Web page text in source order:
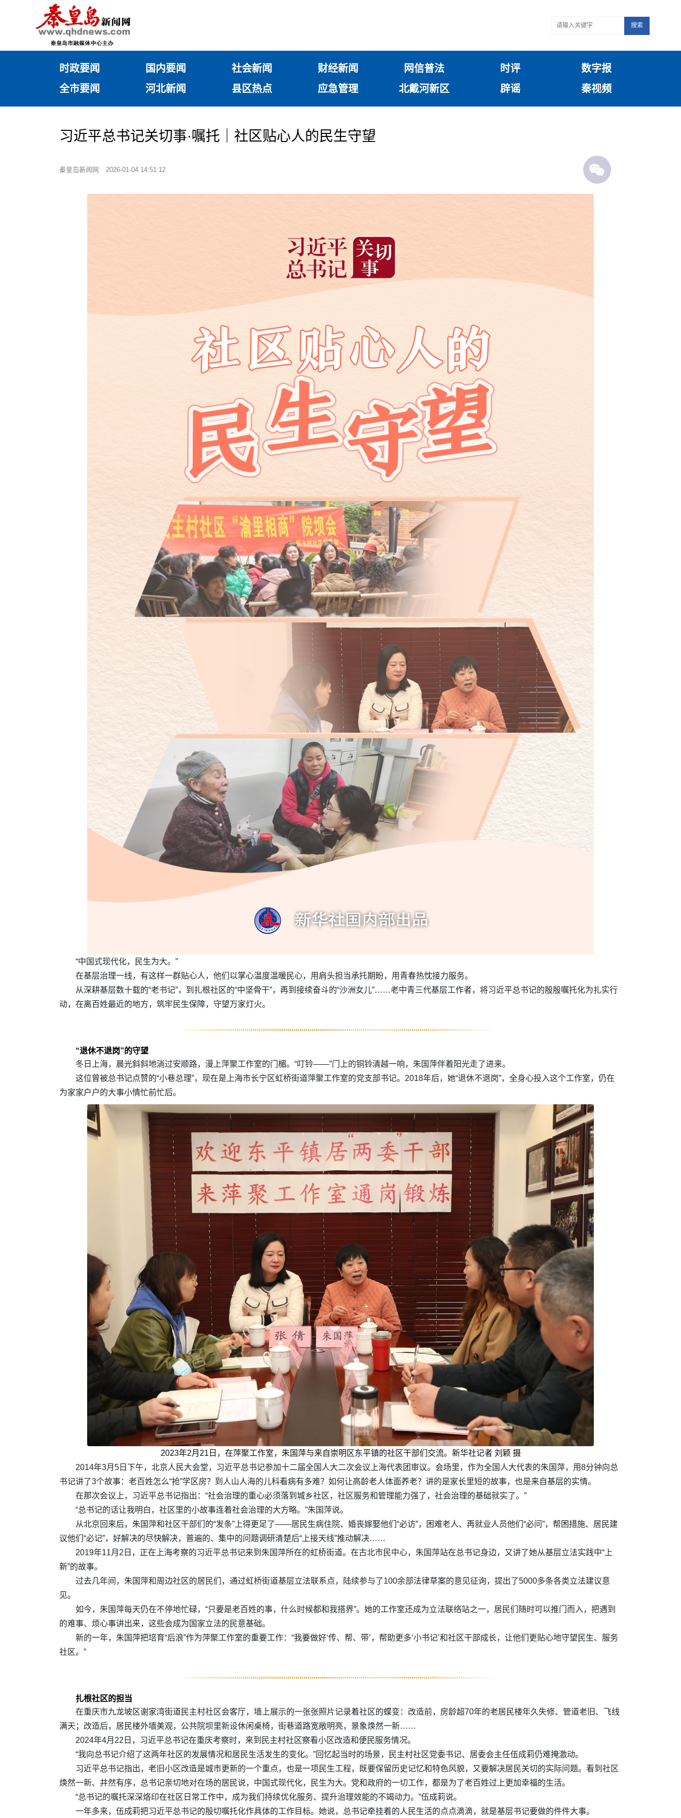
搜索
时政要闻 国内要闻 社会新闻 财经新闻 网信普法 时评
数字报
全市要闻
河北新闻 县区热点 应急管理 北戴河新区 辟谣 秦视频
习近平总书记关切事·嘱托｜社区贴心人的民生守望
秦皇岛新闻网 2026-01-04 14:51:12
“中国式现代化，民生为大。”
在基层治理一线，有这样一群贴心人，他们以掌心温度温暖民心，用肩头担当承托期盼，用青春热忱接力服务。
从深耕基层数十载的“老书记”，到扎根社区的“中坚骨干”，再到接续奋斗的“沙洲女儿”……老中青三代基层工作者，将习近平总书记的殷殷嘱托化为扎实行
动，在离百姓最近的地方，筑牢民生保障，守望万家灯火。
“退休不退岗”的守望
冬日上海，晨光斜斜地淌过安顺路，漫上萍聚工作室的门楣。“叮铃——”门上的铜铃清越一响，朱国萍伴着阳光走了进来。
这位曾被总书记点赞的“小巷总理”，现在是上海市长宁区虹桥街道萍聚工作室的党支部书记。2018年后，她“退休不退岗”，全身心投入这个工作室，仍在
为家家户户的大事小情忙前忙后。
2023年2月21日，在萍聚工作室，朱国萍与来自崇明区东平镇的社区干部们交流。新华社记者 刘颖 摄
2014年3月5日下午，北京人民大会堂，习近平总书记参加十二届全国人大二次会议上海代表团审议。会场里，作为全国人大代表的朱国萍，用8分钟向总
书记讲了3个故事：老百姓怎么“抢”学区房？到人山人海的儿科看病有多难？如何让高龄老人体面养老？讲的是家长里短的故事，也是来自基层的实情。
在那次会议上，习近平总书记指出：“社会治理的重心必须落到城乡社区，社区服务和管理能力强了，社会治理的基础就实了。”
“总书记的话让我明白，社区里的小故事连着社会治理的大方略。”朱国萍说。
从北京回来后，朱国萍和社区干部们的“发条”上得更足了——居民生病住院、婚丧嫁娶他们“必访”，困难老人、再就业人员他们“必问”，帮困措施、居民建
议他们“必记”，好解决的尽快解决，普遍的、集中的问题调研清楚后“上接天线”推动解决……
2019年11月2日，正在上海考察的习近平总书记来到朱国萍所在的虹桥街道。在古北市民中心，朱国萍站在总书记身边，又讲了她从基层立法实践中“上
新”的故事。
过去几年间，朱国萍和周边社区的居民们，通过虹桥街道基层立法联系点，陆续参与了100余部法律草案的意见征询，提出了5000多条各类立法建议意
见。
如今，朱国萍每天仍在不停地忙碌，“只要是老百姓的事，什么时候都和我搭界”。她的工作室还成为立法联络站之一，居民们随时可以推门而入，把遇到
的难事、烦心事讲出来，这些会成为国家立法的民意基础。
新的一年，朱国萍把培育“后浪”作为萍聚工作室的重要工作：“我要做好‘传、帮、带’，帮助更多‘小书记’和社区干部成长，让他们更贴心地守望民生、服务
社区。”
扎根社区的担当
在重庆市九龙坡区谢家湾街道民主村社区会客厅，墙上展示的一张张照片记录着社区的蝶变：改造前，房龄超70年的老居民楼年久失修、管道老旧、飞线
满天；改造后，居民楼外墙美观，公共院坝里新设休闲桌椅，街巷道路宽敞明亮，景象焕然一新……
2024年4月22日，习近平总书记在重庆考察时，来到民主村社区察看小区改造和便民服务情况。
“我向总书记介绍了这两年社区的发展情况和居民生活发生的变化。”回忆起当时的场景，民主村社区党委书记、居委会主任伍成莉仍难掩激动。
习近平总书记指出，老旧小区改造是城市更新的一个重点，也是一项民生工程，既要保留历史记忆和特色风貌，又要解决居民关切的实际问题。看到社区
焕然一新、井然有序，总书记亲切地对在场的居民说，中国式现代化，民生为大。党和政府的一切工作，都是为了老百姓过上更加幸福的生活。
“总书记的嘱托深深烙印在社区日常工作中，成为我们持续优化服务、提升治理效能的不竭动力。”伍成莉说。
一年多来，伍成莉把习近平总书记的殷切嘱托化作具体的工作目标。她说，总书记牵挂着的人民生活的点点滴滴，就是基层书记要做的件件大事。